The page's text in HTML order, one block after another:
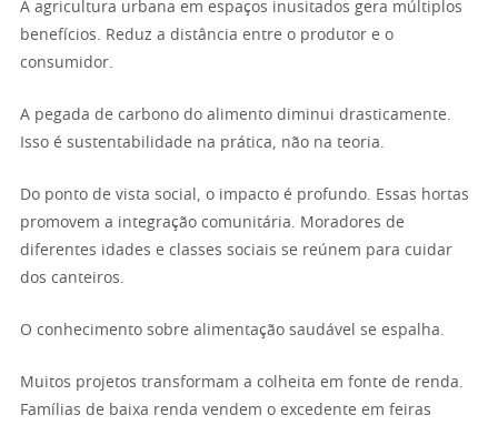
A agricultura urbana em espaços inusitados gera múltiplos
benefícios. Reduz a distância entre o produtor e o
consumidor.
A pegada de carbono do alimento diminui drasticamente.
Isso é sustentabilidade na prática, não na teoria.
Do ponto de vista social, o impacto é profundo. Essas hortas
promovem a integração comunitária. Moradores de
diferentes idades e classes sociais se reúnem para cuidar
dos canteiros.
O conhecimento sobre alimentação saudável se espalha.
Muitos projetos transformam a colheita em fonte de renda.
Famílias de baixa renda vendem o excedente em feiras